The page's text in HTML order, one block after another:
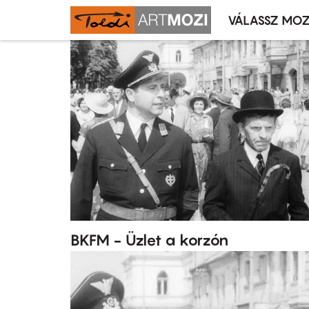
menü
VÁLASSZ
BKFM - Üzlet a korzón